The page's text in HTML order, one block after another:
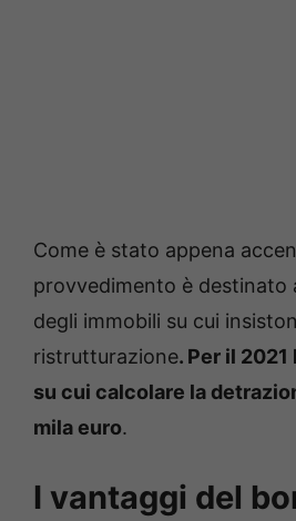
Come è stato appena
provvedimento è destinato
degli immobili su cui
ristrutturazione. Per il
su cui calcolare la
mila euro.
I vantaggi del